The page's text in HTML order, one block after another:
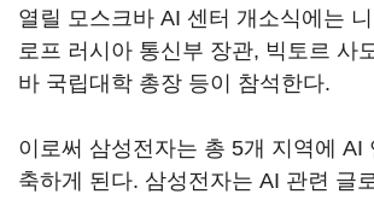
열릴 모스크바 AI 센터 개소식에는
로프 러시아 통신부 장관, 빅토르 사
바 국립대학 총장 등이 참석한다.
이로써 삼성전자는 총 5개 지역에 AI
축하게 된다. 삼성전자는 AI 관련 글